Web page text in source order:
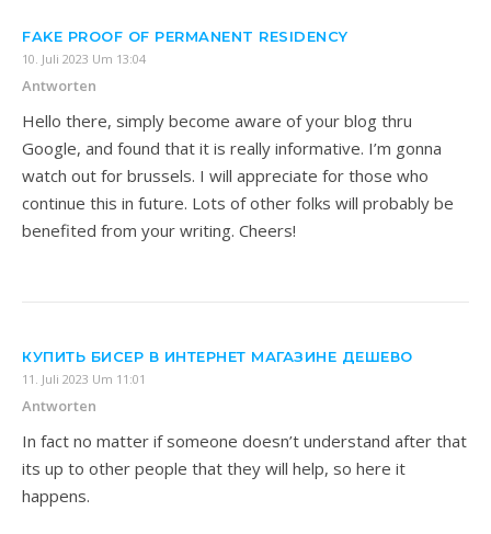
FAKE PROOF OF PERMANENT RESIDENCY
10. Juli 2023 Um 13:04
Antworten
Hello there, simply become aware of your blog thru
Google, and found that it is really informative. I’m gonna
watch out for brussels. I will appreciate for those who
continue this in future. Lots of other folks will probably be
benefited from your writing. Cheers!
КУПИТЬ БИСЕР В ИНТЕРНЕТ МАГАЗИНЕ ДЕШЕВО
11. Juli 2023 Um 11:01
Antworten
In fact no matter if someone doesn’t understand after that
its up to other people that they will help, so here it
happens.